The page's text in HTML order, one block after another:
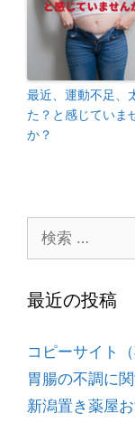
最近、運動不足、
た？と感じていま
か？
最近の投稿
コピーサイト
胃腸の不調に
新潟置き薬屋